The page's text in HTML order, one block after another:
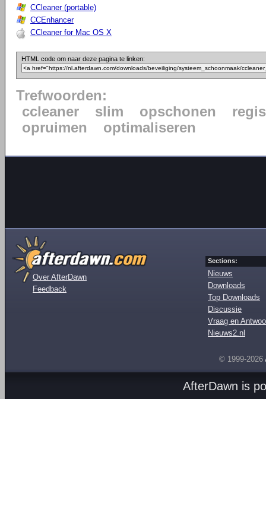
CCleaner (portable)
CCEnhancer
CCleaner for Mac OS X
HTML code om naar deze pagina te linken:
Trefwoorden:
ccleaner
slim opschonen
opruimen
optimaliseren
Over AfterDawn
Feedback
Sections:
Nieuws
Downloads
Top Downloads
Discussie
Vraag en
Nieuws2.nl
© 1999-2026
AfterDawn is